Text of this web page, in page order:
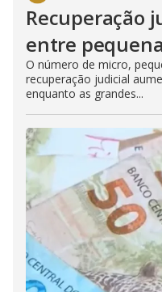
Recuperação
entre
O número de micro,
recuperação judicial
enquanto as grandes...